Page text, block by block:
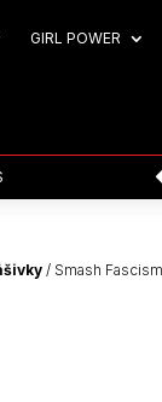
GIRL POWER
/ Smash